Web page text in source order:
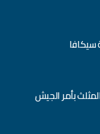
سيكافا
بأمر الجيش